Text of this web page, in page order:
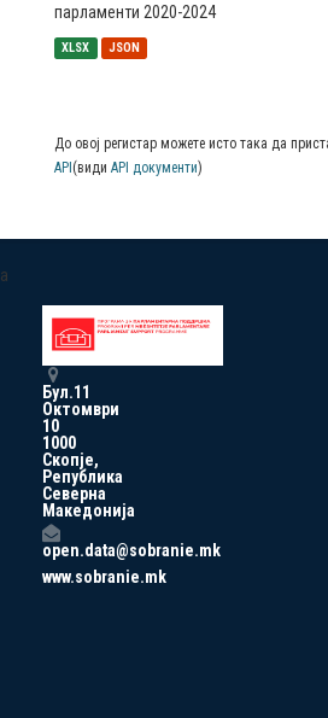
парламенти 2020-2024
XLSX JSON
До овој регистар можете исто така да
API (види API документи)
a
Бул.11
Октомври
10
1000
Скопје,
Република
Северна
Македонија
open.data@sobranie.mk
www.sobranie.mk